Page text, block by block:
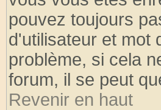
pouvez toujours
d'utilisateur et mot
problème, si cela
forum, il se peut
Revenir en haut